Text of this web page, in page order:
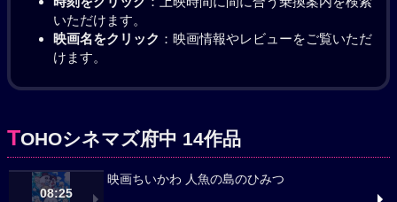
いただけます。
映画名をクリック ：映画情報やレビューをご覧いただ
けます。
TOHOシネマズ府中 14作品
08:25
映画ちいかわ 人魚の島のひみつ